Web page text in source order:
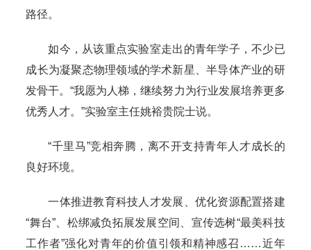
路径。
如今，从该重点实验室走出的青年学子，不少已
成长为凝聚态物理领域的学术新星、半导体产业的研
发骨干。“我愿为人梯，继续努力为行业发展培养更多
优秀人才。”实验室主任姚裕贵院士说。
“千里马”竞相奔腾，离不开支持青年人才成长的
良好环境。
一体推进教育科技人才发展、优化资源配置搭建
“舞台”、松绑减负拓展发展空间、宣传选树“最美科技
工作者”强化对青年的价值引领和精神感召……近年